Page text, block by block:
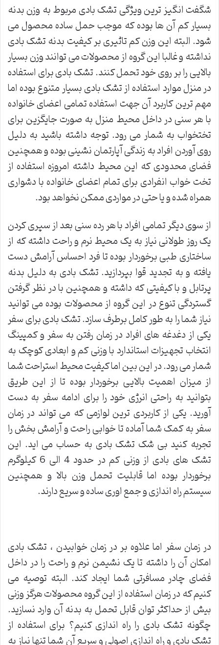
شگفت انگیز ترین ویژگی تشک بادی مربوط به وزن بدنه
بسیار کم آن ها بوده که موجب حمل ساده محصول می
شود. البته این وزن کم تاثیری بر کیفیت بدنه تشک بادی
نداشته و غالبا این گروه از محصولات می توانند وزن بسیار
بالایی را بر روی خود تحمل کنند. تشک بادی برای استفاده
در منزل موارد استفاده از تشک بادی بسیار متنوع بوده اما
مهم ترین کاربرد آن جهت استفاده تمامی اعضای خانواده
با هر سنی در داخل محیط منزل به صورت جایگزین برای
تختخواب به شمار می رود. توجه داشته باشید به دلیل
روی آوردن افراد به زندگی آپارتمان نشینی بوده و همچنین
فضای محدودی که این محیط داشته امروزه استفاده از
تخت خواب انفرادی برای تمام اعضای خانواده با دشواری
همراه شده و یا حتی در مواردی ممکن نخواهد بود.
از سوی دیگر تمامی افراد با هر رده سنی بعد از سپری کردن
یک روز طولانی نیاز به یک محیط نرم و راحت داشته که از
ساختاری طبی برخوردار بوده تا فرد احساس آرامش دست
یافته و به تجدید قوا بپردازید. تشک بادی به دلیل بدنه
پرتابل و با کیفیتی که داشته و همچنین با در نظر گرفتن
گستردگی تنوع در این گروه از محصولات بوده می توانید
نیاز شما را به طور کامل برطرف سازد. تشک بادی برای سفر
یکی از دغدغه های افراد در زمان رفتن به سفر و کمپینگ
انتخاب تجهیزات استاندارد با وزنی کم و ابعادی کوچک به
شمار می رود. در این بین اما کیفیت محیط استراحت شما
از میزان اهمیت بالایی برخوردار بوده تا از این طریق
بتوانید به راحتی انرژی خود را برای ادامه سفر به دست
آورید. یکی از کاربردی ترین لوازمی که می تواند در زمان
سفر به کمک شما آماده تا خوابی راحت و آرامش بخش را
تجربه کنید بی شک تشک بادی به حساب می اید. این
تشک های بادی از وزنی کم در حدود 4 الی 6 کیلوگرم
برخوردار بوده اما قابلیت تحمل وزن بالا و همچنین
سیستم راه اندازی و جمع اوری ساده و سریع دارند.
در زمان سفر اما علاوه بر در زمان خوابیدن ، تشک بادی
امکان آن را داشته تا یک نشیمن نرم و راحت را در داخل
فضای چادر مسافرتی شما ایجاد کند. البته توصیه می
کنیم که در زمان استفاده از این گروه محصولات هرگز وزنی
بیش از حداکثر توان قابل تحمل به بدنه آن وارد نسازید.
چگونه تشک بادی را راه اندازی کنیم؟ برای استفاده از